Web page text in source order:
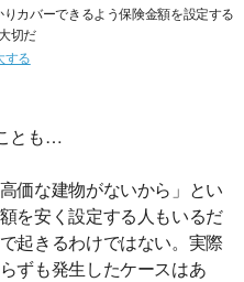
カバーできるよう保険金額を設定する
切だ
する
とも…
価な建物がないから」とい
を安く設定する人もいるだ
起きるわけではない。実際
ずも発生したケースはあ